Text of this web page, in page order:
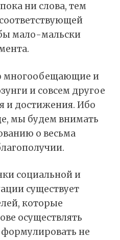
ни слова, тем
мало-мальски
многообещающие и
и совсем другое
и достижения. Ибо
мы будем внимать
о весьма
социальной и
существует
которые
осуществлять
не